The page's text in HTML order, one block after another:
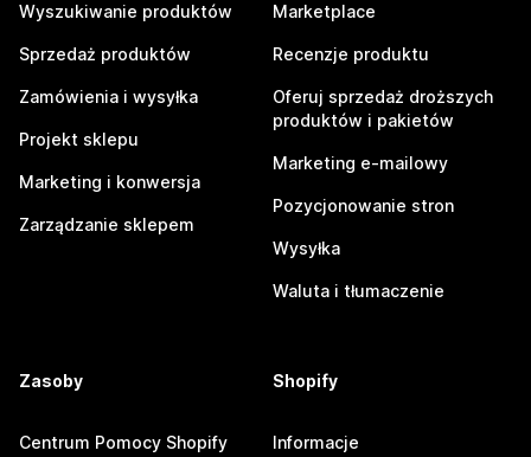
Wyszukiwanie produktów
Sprzedaż produktów
Zamówienia i wysyłka
Projekt sklepu
Marketing i konwersja
Zarządzanie sklepem
Marketplace
Recenzje produktu
Oferuj sprzedaż droższych
produktów i pakietów
Marketing e-mailowy
Pozycjonowanie stron
Wysyłka
Waluta i tłumaczenie
Zasoby
Centrum Pomocy Shopify
Shopify
Informacje